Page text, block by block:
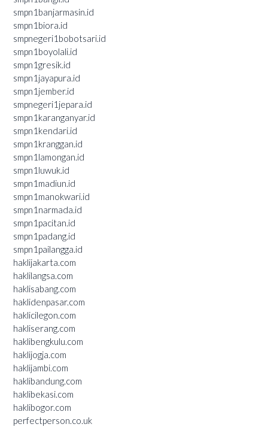
smpn1banjarmasin.id
smpn1biora.id
smpnegeri1bobotsari.id
smpn1boyolali.id
smpn1gresik.id
smpn1jayapura.id
smpn1jember.id
smpnegeri1jepara.id
smpn1karanganyar.id
smpn1kendari.id
smpn1kranggan.id
smpn1lamongan.id
smpn1luwuk.id
smpn1madiun.id
smpn1manokwari.id
smpn1narmada.id
smpn1pacitan.id
smpn1padang.id
smpn1pailangga.id
haklijakarta.com
haklilangsa.com
haklisabang.com
haklidenpasar.com
haklicilegon.com
hakliserang.com
haklibengkulu.com
haklijogja.com
haklijambi.com
haklibandung.com
haklibekasi.com
haklibogor.com
perfectperson.co.uk